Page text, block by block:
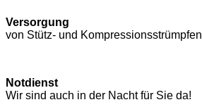
Versorgung
von Stütz- und Kompressions­strümpfen
Notdienst
Wir sind auch in der Nacht für Sie da!